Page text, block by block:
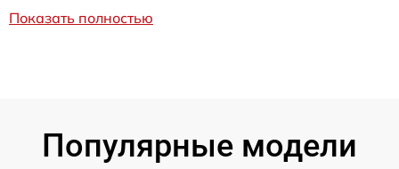
Показать полностью
Популярные модели